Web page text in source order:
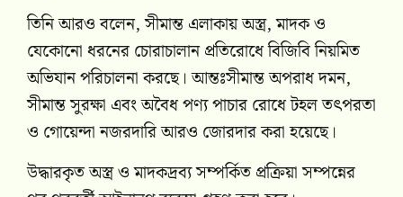
তিনি আরও বলেন, সীমান্ত এলাকায় অস্ত্র, মাদক ও
যেকোনো ধরনের চোরাচালান প্রতিরোধে বিজিবি নিয়মিত
অভিযান পরিচালনা করছে। আন্তঃসীমান্ত অপরাধ দমন,
সীমান্ত সুরক্ষা এবং অবৈধ পণ্য পাচার রোধে টহল তৎপরতা
ও গোয়েন্দা নজরদারি আরও জোরদার করা হয়েছে।
উদ্ধারকৃত অস্ত্র ও মাদকদ্রব্য সম্পর্কিত প্রক্রিয়া সম্পন্নের